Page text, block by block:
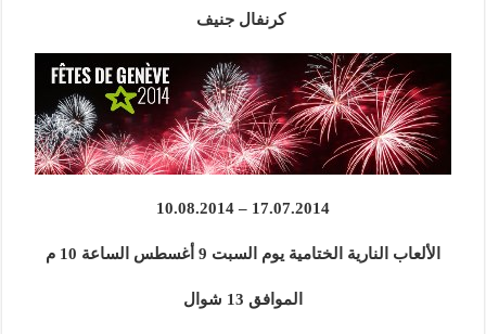
كرنفال جنيف
17.07.2014 – 10.08.2014
الألعاب النارية الختامية يوم السبت 9 أغسطس الساعة 10 م
الموافق 13 شوال